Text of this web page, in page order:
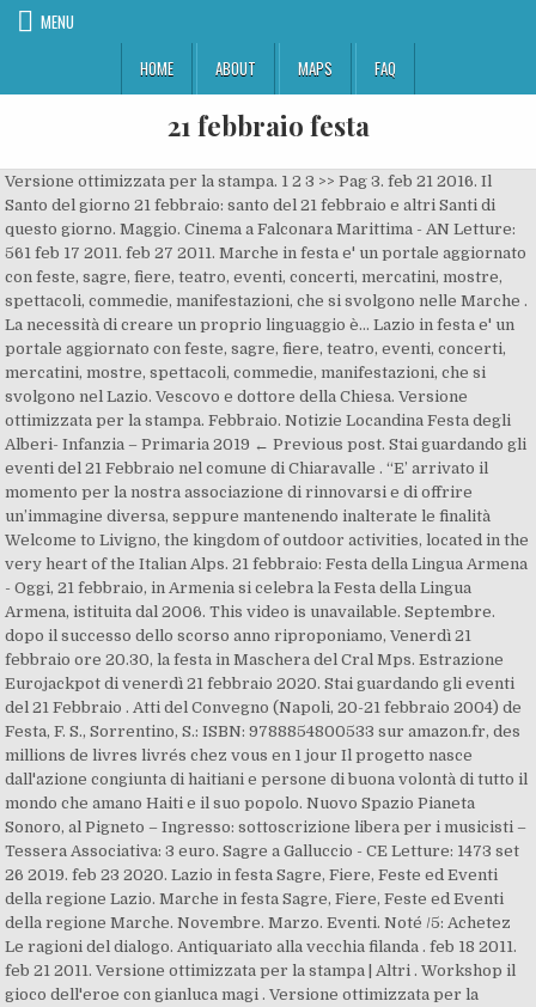
MENU
HOME
ABOUT MAPS FAQ
21 febbraio festa
Versione ottimizzata per la stampa. 1 2 3 >> Pag 3. feb 21 2016. Il
Santo del giorno 21 febbraio: santo del 21 febbraio e altri Santi di
questo giorno. Maggio. Cinema a Falconara Marittima - AN Letture:
561 feb 17 2011. feb 27 2011. Marche in festa e' un portale aggiornato
con feste, sagre, fiere, teatro, eventi, concerti, mercatini, mostre,
spettacoli, commedie, manifestazioni, che si svolgono nelle Marche .
La necessità di creare un proprio linguaggio è… Lazio in festa e' un
portale aggiornato con feste, sagre, fiere, teatro, eventi, concerti,
mercatini, mostre, spettacoli, commedie, manifestazioni, che si
svolgono nel Lazio. Vescovo e dottore della Chiesa. Versione
ottimizzata per la stampa. Febbraio. Notizie Locandina Festa degli
Alberi- Infanzia – Primaria 2019 ← Previous post. Stai guardando gli
eventi del 21 Febbraio nel comune di Chiaravalle . “E’ arrivato il
momento per la nostra associazione di rinnovarsi e di offrire
un’immagine diversa, seppure mantenendo inalterate le finalità
Welcome to Livigno, the kingdom of outdoor activities, located in the
very heart of the Italian Alps. 21 febbraio: Festa della Lingua Armena
- Oggi, 21 febbraio, in Armenia si celebra la Festa della Lingua
Armena, istituita dal 2006. This video is unavailable. Septembre.
dopo il successo dello scorso anno riproponiamo, Venerdì 21
febbraio ore 20.30, la festa in Maschera del Cral Mps. Estrazione
Eurojackpot di venerdì 21 febbraio 2020. Stai guardando gli eventi
del 21 Febbraio . Atti del Convegno (Napoli, 20-21 febbraio 2004) de
Festa, F. S., Sorrentino, S.: ISBN: 9788854800533 sur amazon.fr, des
millions de livres livrés chez vous en 1 jour Il progetto nasce
dall'azione congiunta di haitiani e persone di buona volontà di tutto il
mondo che amano Haiti e il suo popolo. Nuovo Spazio Pianeta
Sonoro, al Pigneto – Ingresso: sottoscrizione libera per i musicisti –
Tessera Associativa: 3 euro. Sagre a Galluccio - CE Letture: 1473 set
26 2019. feb 23 2020. Lazio in festa Sagre, Fiere, Feste ed Eventi
della regione Lazio. Marche in festa Sagre, Fiere, Feste ed Eventi
della regione Marche. Novembre. Marzo. Eventi. Noté /5: Achetez
Le ragioni del dialogo. Antiquariato alla vecchia filanda . feb 18 2011.
feb 21 2011. Versione ottimizzata per la stampa | Altri . Workshop il
gioco dell'eroe con gianluca magi . Versione ottimizzata per la